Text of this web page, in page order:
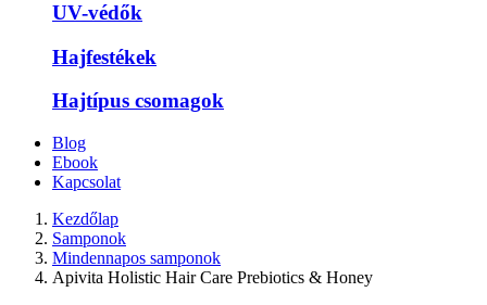
UV-védők
Hajfestékek
Hajtípus csomagok
Blog
Ebook
Kapcsolat
Kezdőlap
Samponok
Mindennapos samponok
Apivita Holistic Hair Care Prebiotics & Honey